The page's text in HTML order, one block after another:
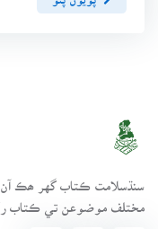
مختلف موضوعن تي ڪتاب